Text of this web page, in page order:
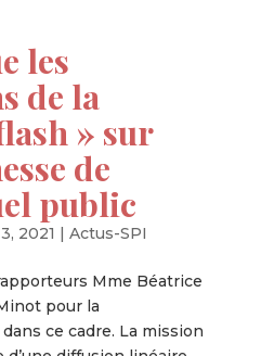
les
de la
» sur
de
public
2021 Actus-SPI
Mme Béatrice
pour la
ce cadre. La mission